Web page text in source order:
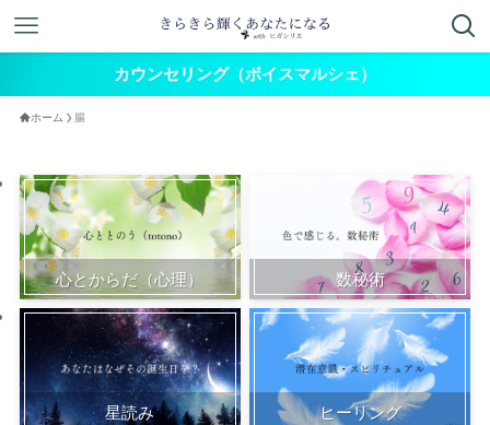
カウンセリング（ボイスマルシェ）
ホーム 腸
心とからだ（心理） 数秘術
星読み ヒーリング